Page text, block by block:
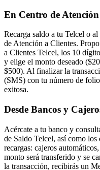
En Centro de
Recarga saldo a tu Telcel o
de Atención a Clientes.
a Clientes Telcel, los 10
y elige el monto deseado
$500). Al finalizar la
(SMS) con tu número de
exitosa.
Desde Bancos y
Acércate a tu banco y
de Saldo Telcel, así como los
recargas: cajeros
monto será transferido y se
la transacción, recibirás un